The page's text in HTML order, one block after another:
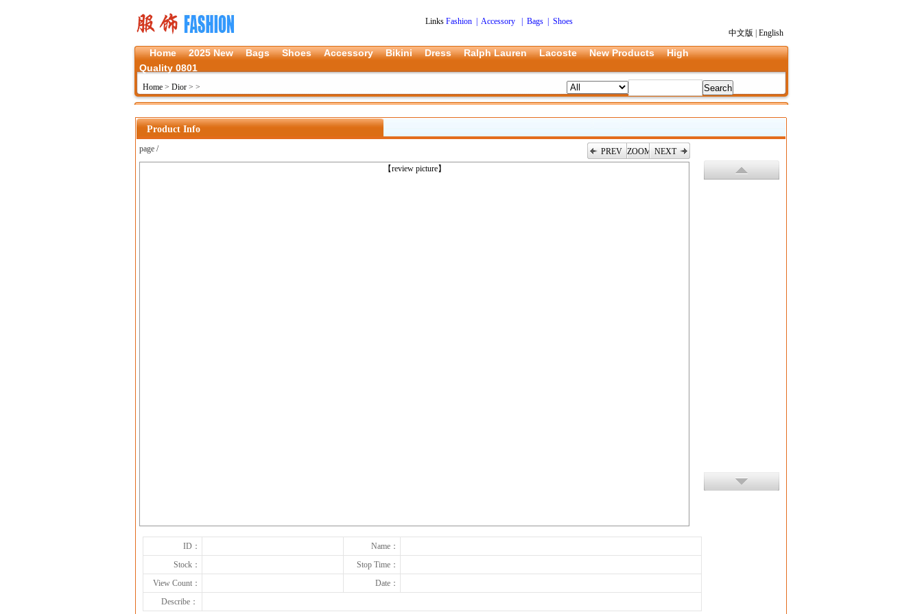
Links Fashion Accessory| Bags| Shoes
中文版
English
Home 2025 New Bags Shoes Accessory Bikini Dress Ralph Lauren Lacoste New Products
High
Quality 0801
Home > Dior > >
Product Info
page / PREV ZOOM NEXT
【review picture】
上一张
ID：
Name：
Stock：
Stop Time：
View Count：
Date：
Describe：